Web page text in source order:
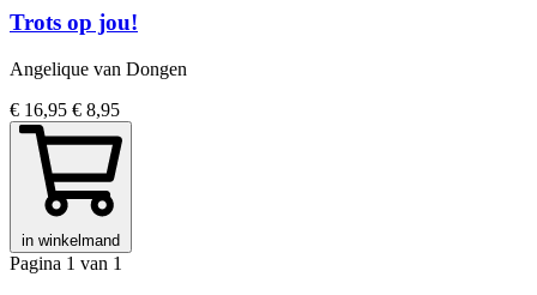
Trots op jou!
Angelique van Dongen
€ 16,95 € 8,95
in winkelmand
Pagina 1 van 1